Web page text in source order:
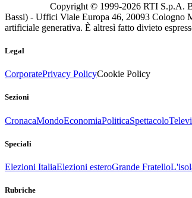
Copyright © 1999-2026 RTI S.p.A.
Bassi) - Uffici Viale Europa 46, 20093 Cologno
artificiale generativa. È altresì fatto divieto
Legal
CorporatePrivacy PolicyCookie Policy
Sezioni
CronacaMondoEconomiaPoliticaSpettacolo
Speciali
Elezioni ItaliaElezioni esteroGrande Fratello
Rubriche